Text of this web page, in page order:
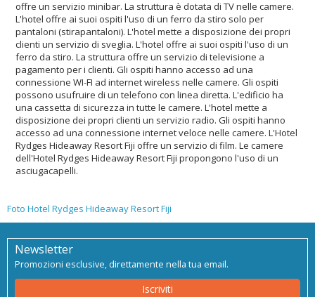
offre un servizio minibar. La struttura è dotata di TV nelle camere.
L'hotel offre ai suoi ospiti l'uso di un ferro da stiro solo per
pantaloni (stirapantaloni). L'hotel mette a disposizione dei propri
clienti un servizio di sveglia. L'hotel offre ai suoi ospiti l'uso di un
ferro da stiro. La struttura offre un servizio di televisione a
pagamento per i clienti. Gli ospiti hanno accesso ad una
connessione WI-FI ad internet wireless nelle camere. Gli ospiti
possono usufruire di un telefono con linea diretta. L'edificio ha
una cassetta di sicurezza in tutte le camere. L'hotel mette a
disposizione dei propri clienti un servizio radio. Gli ospiti hanno
accesso ad una connessione internet veloce nelle camere. L'Hotel
Rydges Hideaway Resort Fiji offre un servizio di film. Le camere
dell'Hotel Rydges Hideaway Resort Fiji propongono l'uso di un
asciugacapelli.
Foto Hotel Rydges Hideaway Resort Fiji
Newsletter
Promozioni esclusive, direttamente nella tua email.
Iscriviti